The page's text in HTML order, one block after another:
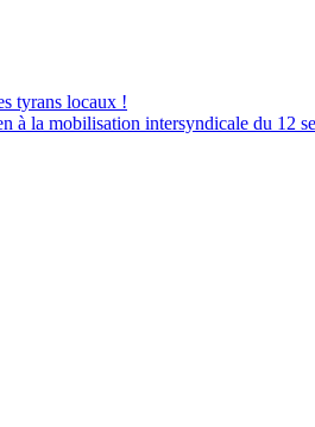
tyrans locaux !
à la mobilisation intersyndicale du 12